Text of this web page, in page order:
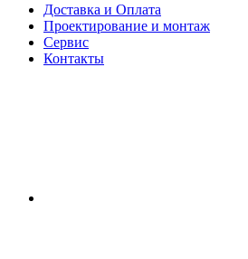
Доставка и Оплата
Проектирование и монтаж
Сервис
Контакты